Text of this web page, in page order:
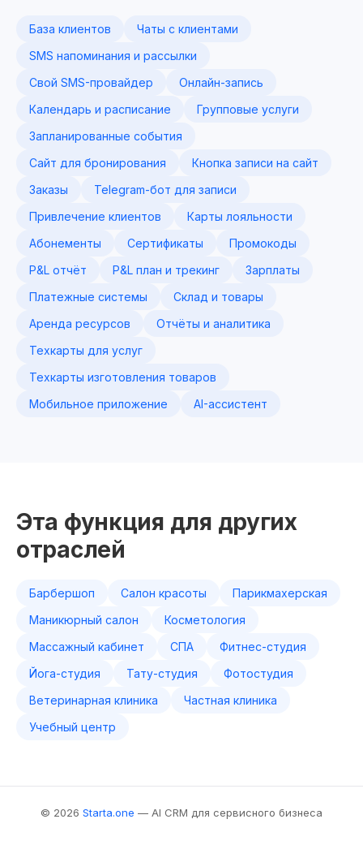
База клиентов
Чаты с клиентами
SMS напоминания и рассылки
Свой SMS-провайдер
Онлайн-запись
Календарь и расписание
Групповые услуги
Запланированные события
Сайт для бронирования
Кнопка записи на сайт
Заказы
Telegram-бот для записи
Привлечение клиентов
Карты лояльности
Абонементы
Сертификаты
Промокоды
P&L отчёт
P&L план и трекинг
Зарплаты
Платежные системы
Склад и товары
Аренда ресурсов
Отчёты и аналитика
Техкарты для услуг
Техкарты изготовления товаров
Мобильное приложение
AI-ассистент
Эта функция для других
отраслей
Барбершоп Салон красоты
Парикмахерская
Маникюрный салон
Косметология
Массажный кабинет
СПА
Фитнес-студия
Йога-студия
Тату-студия
Фотостудия
Ветеринарная клиника
Частная клиника
Учебный центр
© 2026 Starta.one — AI CRM для сервисного бизнеса